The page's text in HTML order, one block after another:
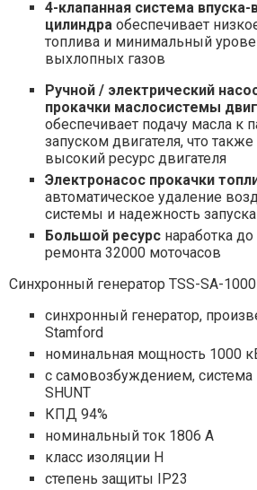
4-клапанная система
цилиндра обеспечивает
топлива и минимальный
выхлопных газов
Ручной / электрический
прокачки маслосистемы
обеспечивает подачу масла к
запуском двигателя, что
высокий ресурс двигателя
Электронасос прокачки
автоматическое удаление
системы и надежность
Большой ресурс наработка
ремонта 32000 моточасов
Синхронный генератор TSS-SA-1000
синхронный генератор,
Stamford
номинальная мощность 1000
с самовозбуждением,
SHUNT
КПД 94%
номинальный ток 1806 А
класс изоляции H
степень защиты IP23